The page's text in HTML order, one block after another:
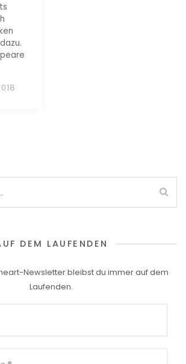
DEM LAUFENDEN
Newsletter bleibst du immer auf dem
Laufenden.